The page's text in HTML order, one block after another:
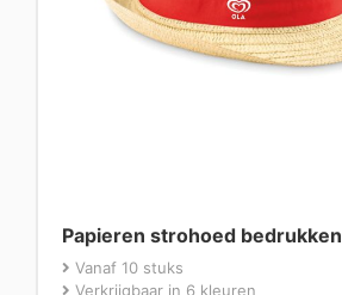
Papieren strohoed bedrukken
Vanaf 10 stuks
Verkrijgbaar in 6 kleuren